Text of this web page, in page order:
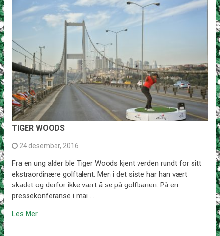
TIGER WOODS
24 desember, 2016
Fra en ung alder ble Tiger Woods kjent verden rundt for sitt
ekstraordinære golftalent. Men i det siste har han vært
skadet og derfor ikke vært å se på golfbanen. På en
pressekonferanse i mai …
Les Mer